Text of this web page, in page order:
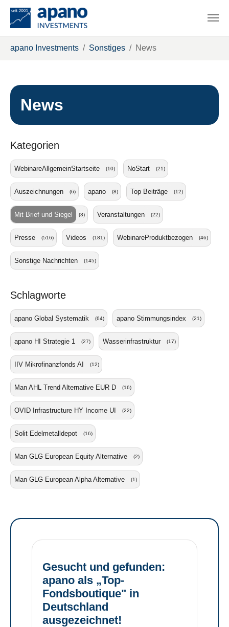
apano Investments Sonstiges News
News
Kategorien
WebinareAllgemeinStartseite (10) NoStart (21)
Auszeichnungen (6) apano (8) Top Beiträge (12)
Mit Brief und Siegel (3) Veranstaltungen (22)
Presse (516) Videos (181) WebinareProduktbezogen (46)
Sonstige Nachrichten (145)
Schlagworte
apano Global Systematik (64) apano Stimmungsindex (21)
apano HI Strategie 1 (27) Wasserinfrastruktur (17)
IIV Mikrofinanzfonds AI (12)
Man AHL Trend Alternative EUR D (16)
OVID Infrastructure HY Income UI (22)
Solit Edelmetalldepot (16)
Man GLG European Equity Alternative (2)
Man GLG European Alpha Alternative (1)
Gesucht und gefunden:
apano als „Top-
Fondsboutique" in
Deutschland
ausgezeichnet!